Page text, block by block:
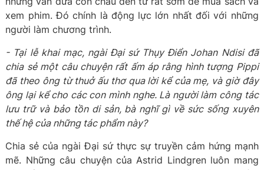
xem phim. Đó chính là động lực lớn nhất đối với những
người làm chương trình.
- Tại lễ khai mạc, ngài Đại sứ Thụy Điển Johan Ndisi đã
chia sẻ một câu chuyện rất ấm áp rằng hình tượng Pippi
đã theo ông từ thuở ấu thơ qua lời kể của mẹ, và giờ đây
ông lại kể cho các con mình nghe. Là người làm công tác
lưu trữ và bảo tồn di sản, bà nghĩ gì về sức sống xuyên
thế hệ của những tác phẩm này?
Chia sẻ của ngài Đại sứ thực sự truyền cảm hứng mạnh
mẽ. Những câu chuyện của Astrid Lindgren luôn mang